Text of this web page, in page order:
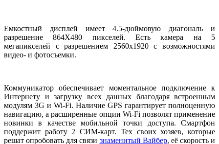
Емкостный дисплей имеет 4.5-дюймовую диагональ и
разрешение 864Х480 пикселей. Есть камера на 5
мегапикселей с разрешением 2560х1920 с возможностями
видео- и фотосъемки.
Коммуникатор обеспечивает моментальное подключение к
Интернету и загрузку всех данных благодаря встроенным
модулям 3G и Wi-Fi. Наличие GPS гарантирует полноценную
навигацию, а расширенные опции Wi-Fi позволят применение
новинки в качестве мобильной точки доступа. Смартфон
поддержит работу 2 СИМ-карт. Тех своих хозяев, которые
решат опробовать для связи знаменитый Вайбер, её скорость и